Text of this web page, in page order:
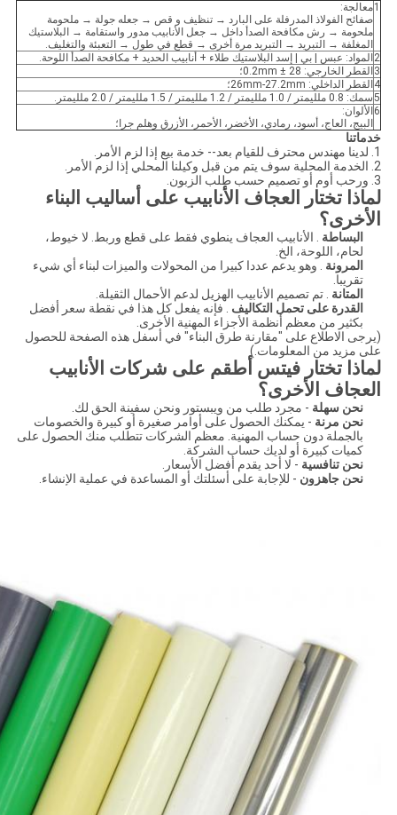
1معالجة:
صفائح الفولاذ المدرفلة على البارد → تنظيف و قص → جعله جولة → ملحومة
ملحومة → رش مكافحة الصدأ داخل → جعل الأنابيب مدور واستقامة → البلاستيك
المغلفة → التبريد → التبريد مرة أخرى → قطع في طول → التعبئة والتغليف.
2 المواد: عبس | بي | إسد البلاستيك طلاء + أنابيب الحديد + مكافحة الصدأ اللوحة.
3 القطر الخارجي: 28 ± 0.2mm؛
4 القطر الداخلي: 26mm-27.2mm؛
5سمك: 0.8 ملليمتر / 1.0 ملليمتر / 1.2 ملليمتر / 1.5 ملليمتر / 2.0 ملليمتر.
6 الألوان:
البيج، العاج، أسود، رمادي، الأخضر، الأحمر، الأزرق وهلم جرا؛
خدماتنا
1. لدينا مهندس محترف للقيام بعد-- خدمة بيع إذا لزم الأمر.
2. الخدمة المحلية سوف يتم من قبل وكيلنا المحلي إذا لزم الأمر.
3. ورحب أوم أو تصميم حسب طلب الزبون.
لماذا تختار العجاف الأنابيب على أساليب البناء
الأخرى؟
البساطة . الأنابيب العجاف ينطوي فقط على قطع وربط. لا خيوط،
لحام، اللوحة، الخ.
المرونة . وهو يدعم عددا كبيرا من المحولات والميزات لبناء أي شيء
تقريبا.
المتانة . تم تصميم الأنابيب الهزيل لدعم الأحمال الثقيلة.
القدرة على تحمل التكاليف . فإنه يفعل كل هذا في نقطة سعر أفضل
بكثير من معظم أنظمة الأجزاء المهنية الأخرى.
(يرجى الاطلاع على "مقارنة طرق البناء" في أسفل هذه الصفحة للحصول
على مزيد من المعلومات.)
لماذا تختار فيتس أطقم على شركات الأنابيب
العجاف الأخرى؟
نحن سهلة - مجرد طلب من ويبستور ونحن سفينة الحق لك.
نحن مرنة - يمكنك الحصول على أوامر صغيرة أو كبيرة والخصومات
بالجملة دون حساب المهنية. معظم الشركات تتطلب منك الحصول على
كميات كبيرة أو لديك حساب الشركة.
نحن تنافسية - لا أحد يقدم أفضل الأسعار.
نحن جاهزون - للإجابة على أسئلتك أو المساعدة في عملية الإنشاء.